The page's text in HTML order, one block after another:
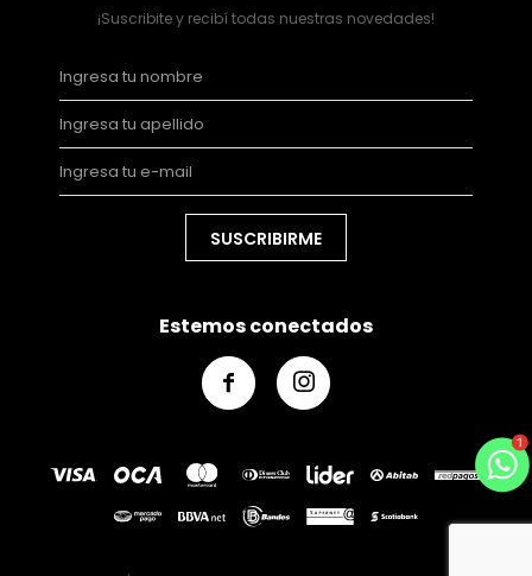
¡Suscribite y recibí todas nuestras novedades!
SUSCRIBIRME
Estemos conectados
 